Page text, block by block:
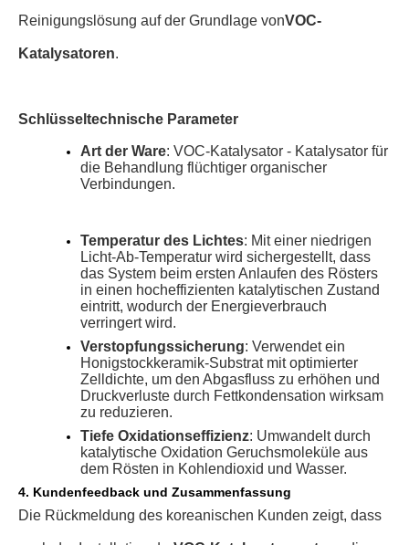
Reinigungslösung auf der Grundlage vonVOC-
Katalysatoren.
Schlüsseltechnische Parameter
Art der Ware: VOC-Katalysator - Katalysator für
die Behandlung flüchtiger organischer
Verbindungen.
Temperatur des Lichtes: Mit einer niedrigen
Licht-Ab-Temperatur wird sichergestellt, dass
das System beim ersten Anlaufen des Rösters
in einen hocheffizienten katalytischen Zustand
eintritt, wodurch der Energieverbrauch
verringert wird.
Verstopfungssicherung: Verwendet ein
Honigstockkeramik-Substrat mit optimierter
Zelldichte, um den Abgasfluss zu erhöhen und
Druckverluste durch Fettkondensation wirksam
zu reduzieren.
Tiefe Oxidationseffizienz: Umwandelt durch
katalytische Oxidation Geruchsmoleküle aus
dem Rösten in Kohlendioxid und Wasser.
4. Kundenfeedback und Zusammenfassung
Die Rückmeldung des koreanischen Kunden zeigt, dass